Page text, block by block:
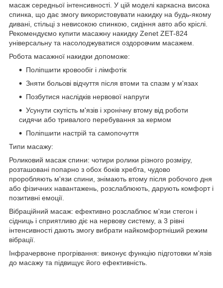
масаж середньої інтенсивності. У цій моделі каркасна висока
спинка, що дає змогу використовувати накидку на будь-якому
дивані, стільці з невисокою спинкою, сидіння авто або кріслі.
Рекомендуємо купити масажну накидку Zenet ZET-824
універсальну та насолоджуватися оздоровчим масажем.
Робота масажної накидки допоможе:
Поліпшити кровообіг і лімфотік
Зняти больові відчуття після втоми та спазм у м'язах
Позбутися наслідків нервової напруги
Усунути скутість м'язів і хронічну втому від роботи
сидячи або тривалого перебування за кермом
Поліпшити настрій та самопочуття
Типи масажу:
Роликовий масаж спини: чотири ролики різного розміру,
розташовані попарно з обох боків хребта, чудово
проробляють м'язи спини, знімають втому після робочого дня
або фізичних навантажень, розслаблюють, дарують комфорт і
позитивні емоції.
Вібраційний масаж: ефективно розслаблює м'язи стегон і
сідниць і сприятливо діє на нервову систему, а 3 рівні
інтенсивності дають змогу вибрати найкомфортніший режим
вібрації.
Інфрачервоне прогрівання: виконує функцію підготовки м'язів
до масажу та підвищує його ефективність.